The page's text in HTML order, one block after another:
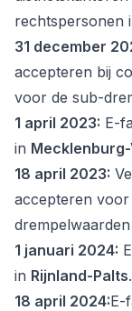
rechtspersonen
31 december
accepteren bij
voor de sub-
1 april 2023: E-
in
18 april 2023:
accepteren
1 januari 2024:
in Rijnland-Palts.
18 april 2024:E-